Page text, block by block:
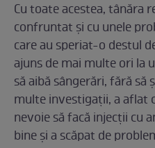
Cu toate acestea, tânăra
confruntat și cu unele
care au speriat-o destul
ajuns de mai multe ori la
să aibă sângerări, fără să
multe investigații, a aflat
nevoie să facă injecții cu
bine și a scăpat de